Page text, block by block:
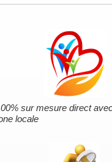
sur mesure direct
locale